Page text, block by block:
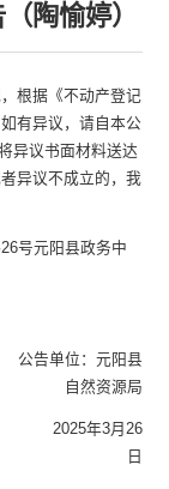
陶愉婷）
，根据《不动产登记
有异议，请自本公
异议书面材料送达
异议不成立的，我
26号元阳县政务中
公告单位：元阳县
自然资源局
2025年3月26
日